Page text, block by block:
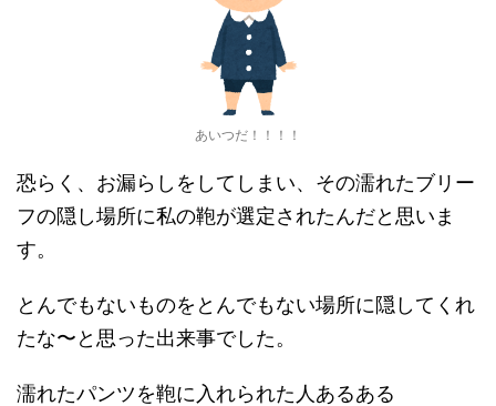
あいつだ！！！！
恐らく、お漏らしをしてしまい、その濡れたブリー
フの隠し場所に私の鞄が選定されたんだと思いま
す。
とんでもないものをとんでもない場所に隠してくれ
たな〜と思った出来事でした。
濡れたパンツを鞄に入れられた人あるある